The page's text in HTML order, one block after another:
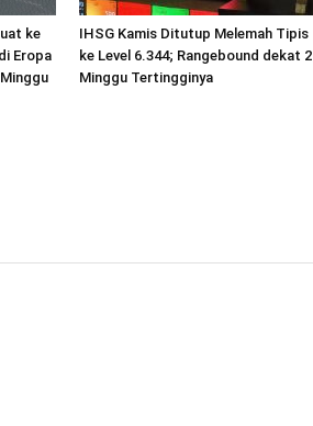
ke
Eropa
IHSG Kamis Ditutup Melemah Tipis
ke Level 6.344; Rangebound dekat 2
Minggu Tertingginya